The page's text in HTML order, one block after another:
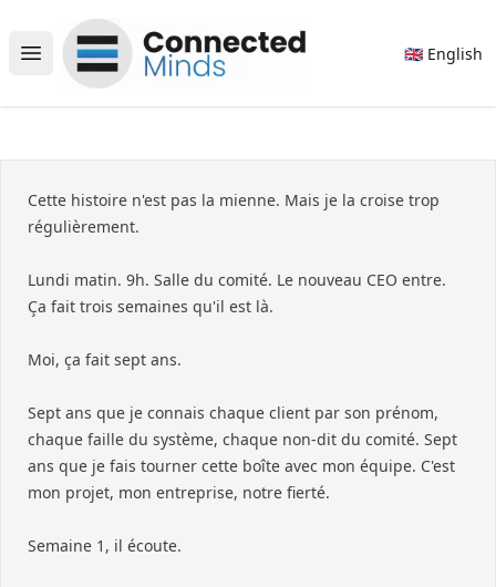
Open main menu
Connected Minds
🇬🇧 English
Cette histoire n'est pas la mienne. Mais je la croise trop
régulièrement.
Lundi matin. 9h. Salle du comité. Le nouveau CEO entre.
Ça fait trois semaines qu'il est là.
Moi, ça fait sept ans.
Sept ans que je connais chaque client par son prénom,
chaque faille du système, chaque non-dit du comité. Sept
ans que je fais tourner cette boîte avec mon équipe. C'est
mon projet, mon entreprise, notre fierté.
Semaine 1, il écoute.